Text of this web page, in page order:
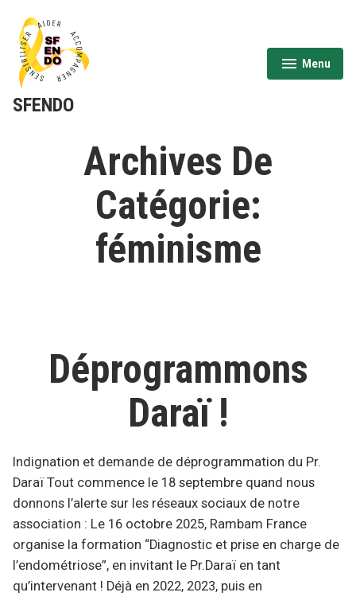
contenu
SFENDO
Menu
expanded
collapsed
Archives De
Catégorie:
féminisme
Déprogrammons
Daraï !
Indignation et demande de déprogrammation du Pr.
Daraï Tout commence le 18 septembre quand nous
donnons l’alerte sur les réseaux sociaux de notre
association : Le 16 octobre 2025, Rambam France
organise la formation “Diagnostic et prise en charge de
l’endométriose”, en invitant le Pr.Daraï en tant
qu’intervenant ! Déjà en 2022, 2023, puis en